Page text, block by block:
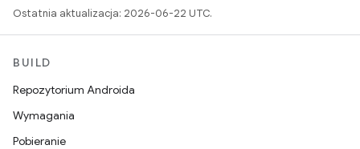
Ostatnia aktualizacja: 2026-06-22 UTC.
BUILD
Repozytorium Androida
Wymagania
Pobieranie